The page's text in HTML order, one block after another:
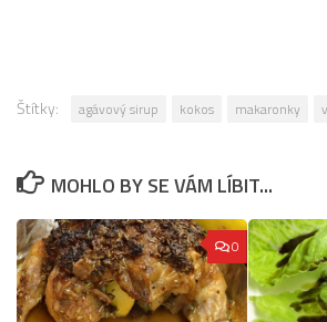
Štítky: agávový sirup kokos makaronky
MOHLO BY SE VÁM LÍBIT...
0